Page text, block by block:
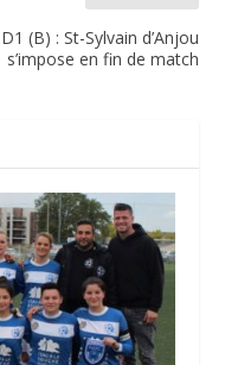
D1 (B) : St-Sylvain d’Anjou
s’impose en fin de match